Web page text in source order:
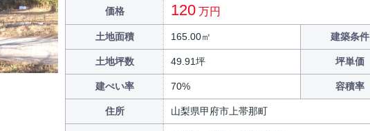
価格 120 万円
土地面積 165.00㎡ 建築条件
土地坪数 49.91坪 坪単価
建ぺい率 70% 容積率
住所 山梨県甲府市上帯那町